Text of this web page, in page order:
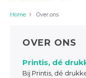
Home Over ons
OVER ONS
Printis, dé
Bij Printis, dé